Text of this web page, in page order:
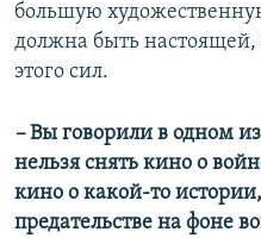
большую
должна быть настоящей,
этого сил.
–Вы говорили в одном
нельзя снять кино о
кино о какой-то
предательстве на фоне